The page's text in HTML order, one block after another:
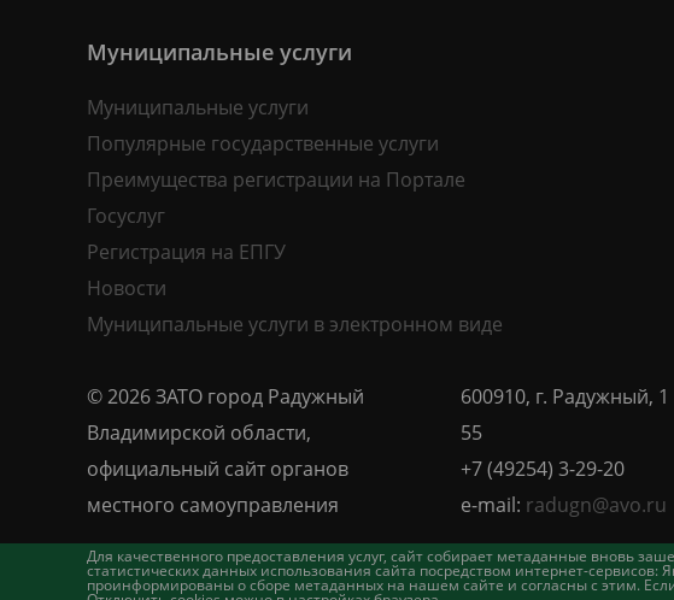
Для качественного предоставления услуг, сайт собирает метаданные вновь
статистических данных использования сайта посредством интернет-
проинформированы о сборе метаданных на нашем сайте и согласны с этим.
Муниципальные услуги
Муниципальные услуги
Популярные государственные услуги
Преимущества регистрации на Портале
Госуслуг
Регистрация на ЕПГУ
Новости
Муниципальные услуги в электронном виде
© 2026 ЗАТО город Радужный
Владимирской области,
официальный сайт органов
местного самоуправления
600910, г. Радужный, 1
55
+7 (49254) 3-29-20
e-mail: radugn@avo.ru